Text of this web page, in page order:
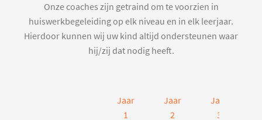
Onze coaches zijn getraind om te voorzien in
huiswerkbegeleiding op elk niveau en in elk leerjaar.
Hierdoor kunnen wij uw kind altijd ondersteunen waar
hij/zij dat nodig heeft.
Jaar
1
Jaar
2
Jaar
3